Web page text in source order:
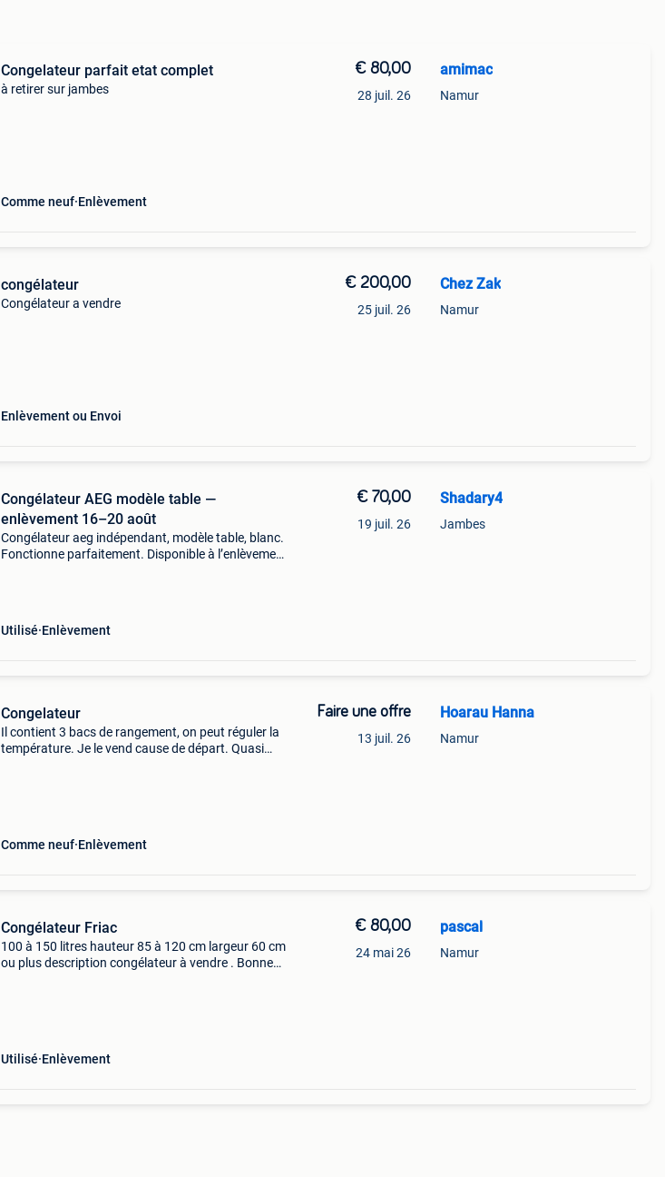
Congelateur parfait etat complet
à retirer sur jambes
Comme neuf Enlèvement
€ 80,00
28 juil. 26
amimac
Namur
congélateur
Congélateur a vendre
Enlèvement ou Envoi
€ 200,00
25 juil. 26
Chez Zak
Namur
Congélateur AEG modèle table —
enlèvement 16–20 août
Congélateur aeg indépendant, modèle table, blanc.
Fonctionne parfaitement. Disponible à l’enlèvement
Utilisé Enlèvement
€ 70,00
19 juil. 26
Shadary4
Jambes
Congelateur
Il contient 3 bacs de rangement, on peut réguler la
température. Je le vend cause de départ. Quasi
Comme neuf Enlèvement
Faire une offre
13 juil. 26
Hoarau Hanna
Namur
Congélateur Friac
100 à 150 litres hauteur 85 à 120 cm largeur 60 cm
ou plus description congélateur à vendre . Bonne
Utilisé Enlèvement
€ 80,00
24 mai 26
pascal
Namur